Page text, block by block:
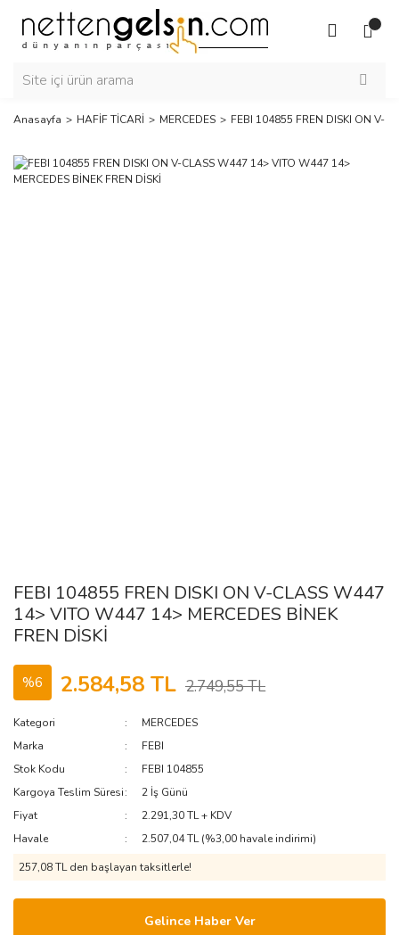
Anasayfa HAFİF TİCARİ MERCEDES FEBI 104855 FREN DISKI ON V-
FEBI 104855 FREN DISKI ON V-CLASS W447
14> VITO W447 14> MERCEDES BİNEK
FREN DİSKİ
%6 2.584,58 TL 2.749,55 TL
Kategori
MERCEDES
Marka
FEBI
Stok Kodu
FEBI 104855
Kargoya Teslim Süresi
2 İş Günü
Fiyat
2.291,30 TL + KDV
Havale
2.507,04 TL (%3,00 havale indirimi)
257,08 TL den başlayan taksitlerle!
Gelince Haber Ver